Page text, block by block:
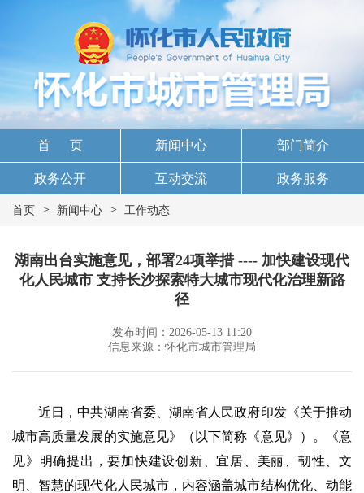
首 页 新闻中心 部门简介
政务公开 互动交流 政务服务
首页 > 新闻中心 > 工作动态
湖南出台实施意见，部署24项举措 ---- 加快建设现代
化人民城市 支持长沙探索特大城市现代化治理新路
径
发布时间：2026-05-13 11:20
信息来源：怀化市城市管理局
近日，中共湖南省委、湖南省人民政府印发《关于推动
城市高质量发展的实施意见》（以下简称《意见》）。《意
见》明确提出，要加快建设创新、宜居、美丽、韧性、文
明、智慧的现代化人民城市，内容涵盖城市结构优化、动能